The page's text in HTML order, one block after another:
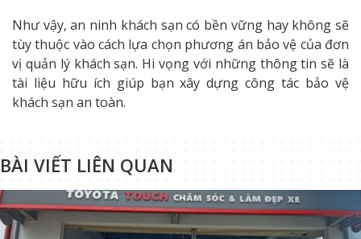
Như vậy, an ninh khách sạn có bền vững hay không sẽ
tùy thuộc vào cách lựa chọn phương án bảo vệ của đơn
vị quản lý khách sạn. Hi vọng với những thông tin sẽ là
tài liệu hữu ích giúp bạn xây dựng công tác bảo vệ
khách sạn an toàn.
BÀI VIẾT LIÊN QUAN